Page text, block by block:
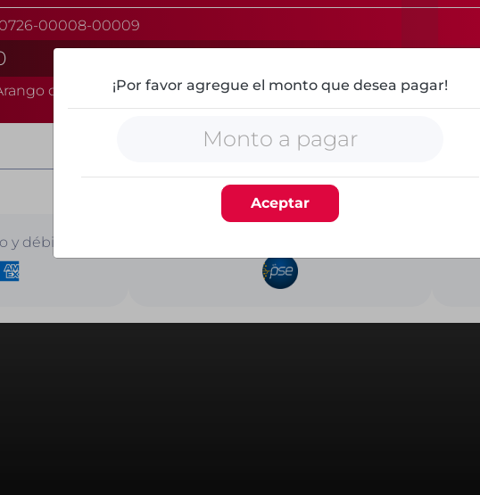
00008-00009
corre
Selecciona el método de pago
y débito
¡Por favor agregue el monto que desea pagar!
Aceptar